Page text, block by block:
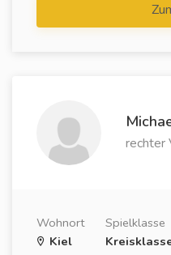
rechter
Wohnort
Kiel
Spielklasse